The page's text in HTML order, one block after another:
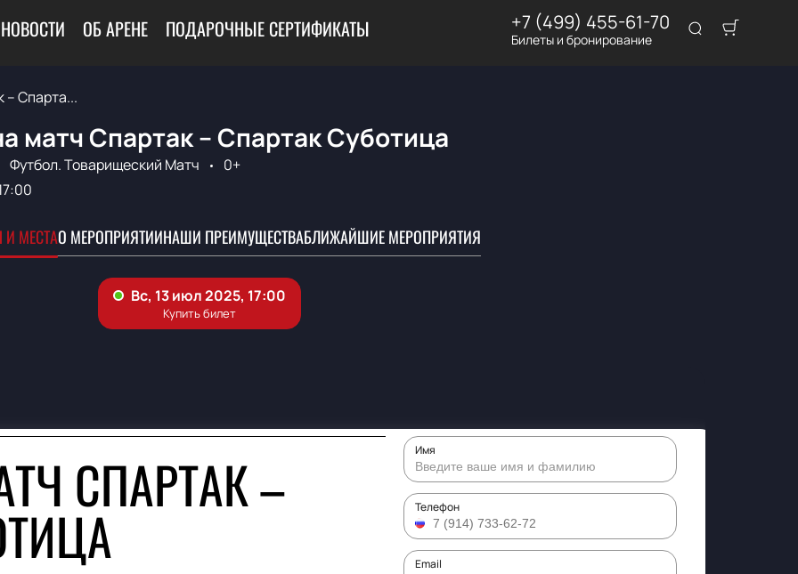
НОВОСТИ ОБ АРЕНЕ ПОДАРОЧНЫЕ СЕРТИФИКАТЫ +7 (499) 455-61-70
Билеты и бронирование
– Спарта...
матч Спартак – Спартак Суботица
Футбол. Товарищеский Матч
0+
МЕСТАО МЕРОПРИЯТИИНАШИ ПРЕИМУЩЕСТВАБЛИЖАЙШИЕ МЕРОПРИЯТИЯ
СПАРТАК – Имя
Телефон
Email